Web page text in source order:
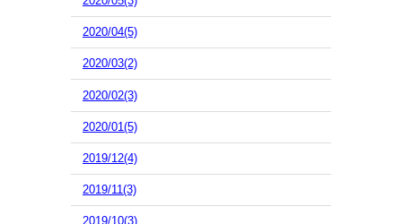
2020/04(5)
2020/03(2)
2020/02(3)
2020/01(5)
2019/12(4)
2019/11(3)
2019/10(3)